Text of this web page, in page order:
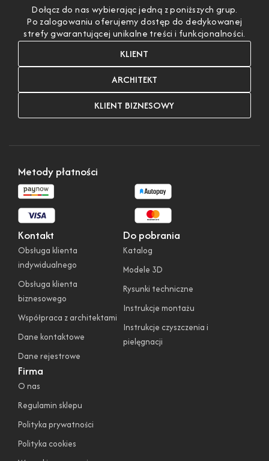
Dołącz do nas wybierając jedną z poniższych grup.
Po zalogowaniu oferujemy dostęp do dedykowanej
strefy gwarantującej unikalne treści i funkcjonalności.
KLIENT
ARCHITEKT
KLIENT BIZNESOWY
Firma
O nas
Regulamin sklepu
Polityka prywatności
Polityka cookies
Kontakt
Obsługa klienta
indywidualnego
Obsługa klienta
biznesowego
Współpraca z architektami
Dane kontaktowe
Dane rejestrowe
Do pobrania
Katalog
Modele 3D
Rysunki techniczne
Instrukcje montażu
Instrukcje czyszczenia i
pielęgnacji
Metody płatności